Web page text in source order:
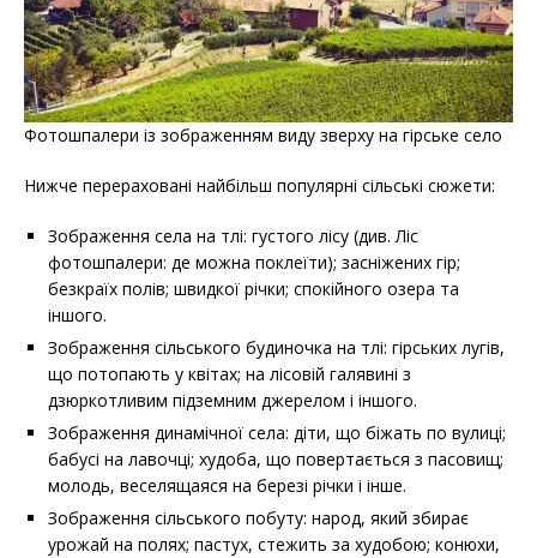
Фотошпалери із зображенням виду зверху на гірське село
Нижче перераховані найбільш популярні сільські сюжети:
Зображення села на тлі: густого лісу (див. Ліс
фотошпалери: де можна поклеїти); засніжених гір;
безкраїх полів; швидкої річки; спокійного озера та
іншого.
Зображення сільського будиночка на тлі: гірських лугів,
що потопають у квітах; на лісовій галявині з
дзюркотливим підземним джерелом і іншого.
Зображення динамічної села: діти, що біжать по вулиці;
бабусі на лавочці; худоба, що повертається з пасовищ;
молодь, веселящаяся на березі річки і інше.
Зображення сільського побуту: народ, який збирає
урожай на полях; пастух, стежить за худобою; конюхи,